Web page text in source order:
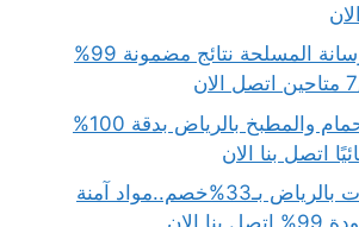
قص وتخريم الخرسانة المسلحة نتائج مضمونة 99%
تأسيس سباكة الحمام والمطبخ بالرياض بدقة 100%
اتصل بنا الان
شركة عزل خزانات بالرياض بـ33%خصم..مواد آمنة